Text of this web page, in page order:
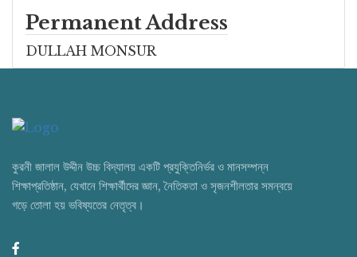
Permanent Address
DULLAH MONSUR
কুরনী জালাল উদ্দীন উচ্চ বিদ্যালয় একটি প্রযুক্তিনির্ভর ও মানসম্পন্ন
শিক্ষাপ্রতিষ্ঠান, যেখানে শিক্ষার্থীদের জ্ঞান, নৈতিকতা ও সৃজনশীলতার সমন্বয়ে
গড়ে তোলা হয় ভবিষ্যতের নেতৃত্ব।